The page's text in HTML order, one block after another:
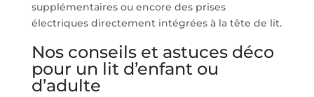
supplémentaires ou encore des prises
électriques directement intégrées à la tête de lit.
Nos conseils et astuces déco
pour un lit d’enfant ou
d’adulte